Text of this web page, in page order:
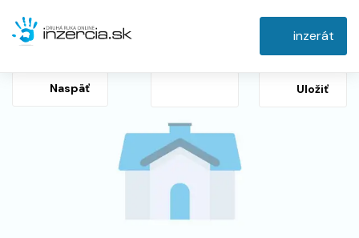
inzerát
Naspäť Uložiť